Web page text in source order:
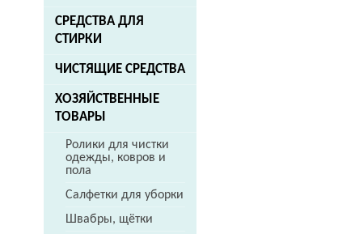
СРЕДСТВА ДЛЯ
СТИРКИ
ЧИСТЯЩИЕ СРЕДСТВА
ХОЗЯЙСТВЕННЫЕ
ТОВАРЫ
Ролики для чистки
одежды, ковров и
пола
Салфетки для уборки
Швабры, щётки